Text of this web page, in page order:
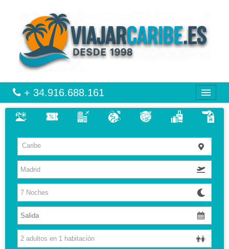
+ 34.916.688.161
VIAJES
VUELO + HOTEL
MULTIDESTINOS
CIRCUITOS
HOTELES
Caribe